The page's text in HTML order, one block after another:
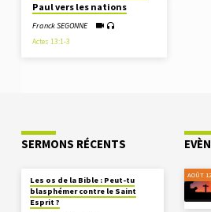
Paul vers les nations
Franck SEGONNE
Actes 13:1-3
SERMONS RÉCENTS
Les os de la Bible : Peut-tu
blasphémer contre le Saint
Esprit ?
AOÛT 12